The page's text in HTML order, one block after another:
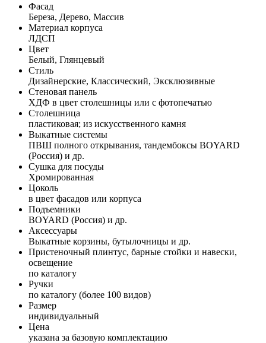
Фасад
Береза, Дерево, Массив
Материал корпуса
ЛДСП
Цвет
Белый, Глянцевый
Стиль
Дизайнерские, Классический, Эксклюзивные
Стеновая панель
ХДФ в цвет столешницы или с фотопечатью
Столешница
пластиковая; из искусственного камня
Выкатные системы
ПВШ полного открывания, тандембоксы BOYARD
(Россия) и др.
Сушка для посуды
Хромированная
Цоколь
в цвет фасадов или корпуса
Подъемники
BOYARD (Россия) и др.
Аксессуары
Выкатные корзины, бутылочницы и др.
Пристеночный плинтус, барные стойки и навески,
освещение
по каталогу
Ручки
по каталогу (более 100 видов)
Размер
индивидуальный
Цена
указана за базовую комплектацию